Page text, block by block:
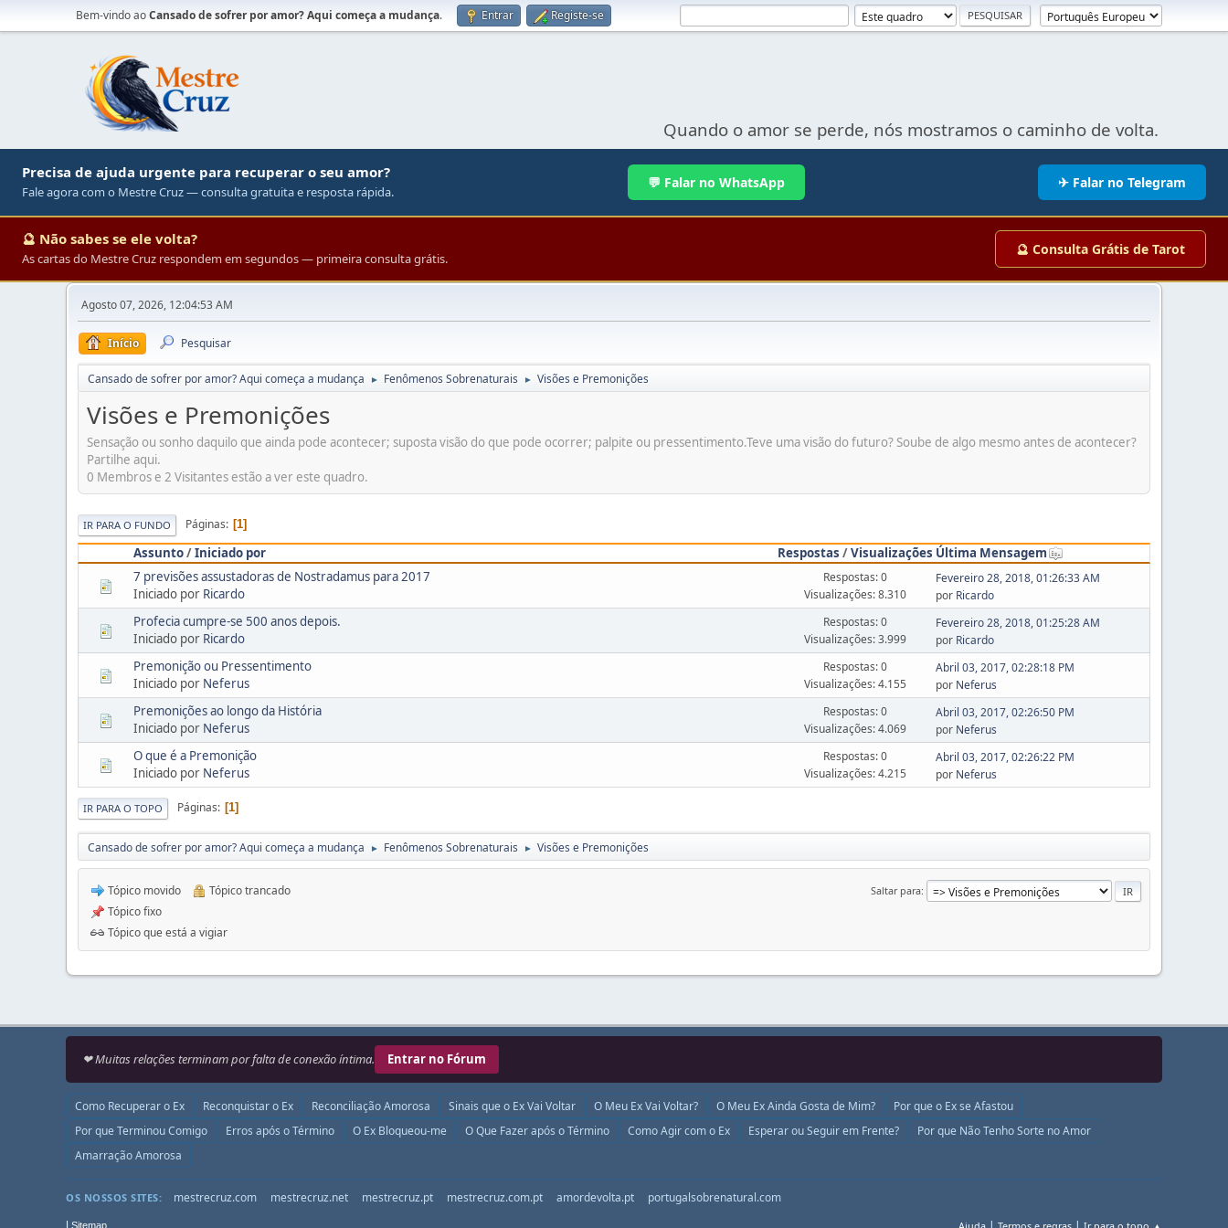
Bem-vindo aoCansado de sofrer por amor? Aqui começa a mudança. Entrar Registe-se
Quando o amor se perde, nós mostramos o caminho de volta.
Precisa de ajuda urgente para recuperar o seu amor?
Fale agora com o Mestre Cruz — consulta gratuita e resposta rápida.
💬 Falar no WhatsApp ✈ Falar no Telegram
🔮 Não sabes se ele volta?
As cartas do Mestre Cruz respondem em segundos — primeira consulta grátis.
🔮 Consulta Grátis de Tarot
Agosto 07, 2026, 12:04:53 AM
Início Pesquisar
Cansado de sofrer por amor? Aqui começa a mudança ► Fenômenos Sobrenaturais ► Visões e Premonições
Visões e Premonições
Sensação ou sonho daquilo que ainda pode acontecer; suposta visão do que pode ocorrer; palpite ou pressentimento.Teve uma visão do futuro? Soube de algo mesmo antes de acontecer?
Partilhe aqui.
0 Membros e 2 Visitantes estão a ver este quadro.
IR PARA O FUNDO Páginas 1
Assunto/Iniciado por Respostas /Visualizações Última Mensagem
7 previsões assustadoras de Nostradamus para 2017
Iniciado por Ricardo
Respostas: 0
Visualizações: 8.310
Fevereiro 28, 2018, 01:26:33 AM
por Ricardo
Profecia cumpre-se 500 anos depois.
Iniciado por Ricardo
Respostas: 0
Visualizações: 3.999
Fevereiro 28, 2018, 01:25:28 AM
por Ricardo
Premonição ou Pressentimento
Iniciado por Neferus
Respostas: 0
Visualizações: 4.155
Abril 03, 2017, 02:28:18 PM
por Neferus
Premonições ao longo da História
Iniciado por Neferus
Respostas: 0
Visualizações: 4.069
Abril 03, 2017, 02:26:50 PM
por Neferus
O que é a Premonição
Iniciado por Neferus
Respostas: 0
Visualizações: 4.215
Abril 03, 2017, 02:26:22 PM
por Neferus
IR PARA O TOPO Páginas 1
Cansado de sofrer por amor? Aqui começa a mudança ► Fenômenos Sobrenaturais ► Visões e Premonições
Saltar para
Tópico movido
Tópico trancado
Tópico fixo
Tópico que está a vigiar
❤ Muitas relações terminam por falta de conexão íntima. Entrar no Fórum
Como Recuperar o Ex Reconquistar o Ex Reconciliação Amorosa Sinais que o Ex Vai Voltar O Meu Ex Vai Voltar? O Meu Ex Ainda Gosta de Mim?
Por que o Ex se Afastou
Por que Terminou Comigo
Erros após o Término O Ex Bloqueou-me O Que Fazer após o Término Como Agir com o Ex Esperar ou Seguir em Frente?
Por que Não Tenho Sorte no Amor
Amarração Amorosa
OS NOSSOS SITES: mestrecruz.com mestrecruz.net mestrecruz.pt mestrecruz.com.pt amordevolta.pt portugalsobrenatural.com
Sitemap